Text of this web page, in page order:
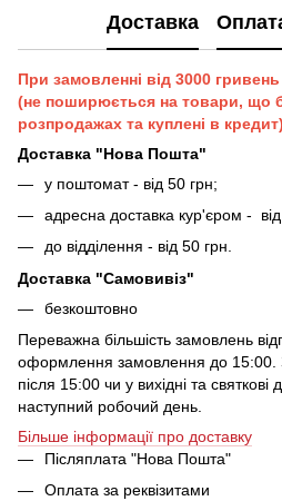
Доставка
При замовленні від 3000
(не поширюється на товари, що
розпродажах та куплені в
Доставка "Нова Пошта"
у поштомат - від 50 грн;
адресна доставка кур'єром -
до відділення - від 50 грн.
Доставка "Самовивіз"
безкоштовно
Переважна більшість замовлень
оформлення замовлення до 15:00.
після 15:00 чи у вихідні та святкові
наступний робочий день.
Більше інформації про доставку
Післяплата "Нова Пошта"
Оплата за реквізитами